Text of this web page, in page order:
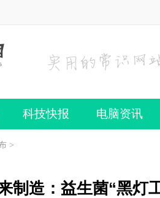
科技快报 电脑资讯
巧
>
制造：益生菌“黑灯